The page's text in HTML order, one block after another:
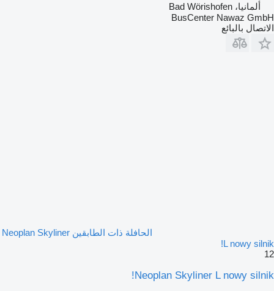
ألمانيا، Bad Wörishofen
BusCenter Nawaz GmbH
الاتصال بالبائع
الحافلة ذات الطابقين Neoplan Skyliner
L nowy silnik!
12
Neoplan Skyliner L nowy silnik!